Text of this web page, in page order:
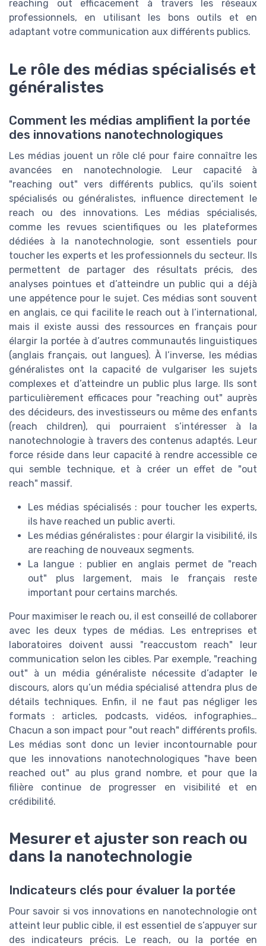
reaching out efficacement à travers les réseaux
professionnels, en utilisant les bons outils et en
adaptant votre communication aux différents publics.
Le rôle des médias spécialisés et
généralistes
Comment les médias amplifient la portée
des innovations nanotechnologiques
Les médias jouent un rôle clé pour faire connaître les
avancées en nanotechnologie. Leur capacité à
"reaching out" vers différents publics, qu’ils soient
spécialisés ou généralistes, influence directement le
reach ou des innovations. Les médias spécialisés,
comme les revues scientifiques ou les plateformes
dédiées à la nanotechnologie, sont essentiels pour
toucher les experts et les professionnels du secteur. Ils
permettent de partager des résultats précis, des
analyses pointues et d’atteindre un public qui a déjà
une appétence pour le sujet. Ces médias sont souvent
en anglais, ce qui facilite le reach out à l’international,
mais il existe aussi des ressources en français pour
élargir la portée à d’autres communautés linguistiques
(anglais français, out langues). À l’inverse, les médias
généralistes ont la capacité de vulgariser les sujets
complexes et d’atteindre un public plus large. Ils sont
particulièrement efficaces pour "reaching out" auprès
des décideurs, des investisseurs ou même des enfants
(reach children), qui pourraient s’intéresser à la
nanotechnologie à travers des contenus adaptés. Leur
force réside dans leur capacité à rendre accessible ce
qui semble technique, et à créer un effet de "out
reach" massif.
Les médias spécialisés : pour toucher les experts,
ils have reached un public averti.
Les médias généralistes : pour élargir la visibilité, ils
are reaching de nouveaux segments.
La langue : publier en anglais permet de "reach
out" plus largement, mais le français reste
important pour certains marchés.
Pour maximiser le reach ou, il est conseillé de collaborer
avec les deux types de médias. Les entreprises et
laboratoires doivent aussi "reaccustom reach" leur
communication selon les cibles. Par exemple, "reaching
out" à un média généraliste nécessite d’adapter le
discours, alors qu’un média spécialisé attendra plus de
détails techniques. Enfin, il ne faut pas négliger les
formats : articles, podcasts, vidéos, infographies…
Chacun a son impact pour "out reach" différents profils.
Les médias sont donc un levier incontournable pour
que les innovations nanotechnologiques "have been
reached out" au plus grand nombre, et pour que la
filière continue de progresser en visibilité et en
crédibilité.
Mesurer et ajuster son reach ou
dans la nanotechnologie
Indicateurs clés pour évaluer la portée
Pour savoir si vos innovations en nanotechnologie ont
atteint leur public cible, il est essentiel de s’appuyer sur
des indicateurs précis. Le reach, ou la portée en